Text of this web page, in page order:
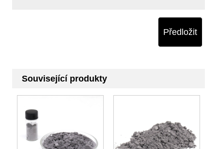
Předložit
Související produkty